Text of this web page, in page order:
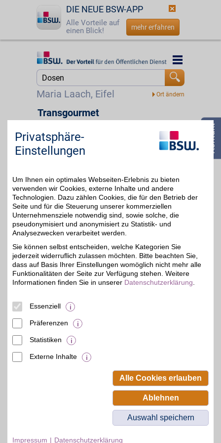
DIE NEUE BSW-APP
Alle Vorteile auf
einen Blick!
mehr erfahren
Startseite
☎ 0800 - 279 25 82
Maria Laach, Eifel
Startseite
23 km
2% Direktabzug
Transgourmet
Selbstbedienungs-
und zusätzlich noch bei
dem Food und Non-Food
Vollsortiment sparen.
August-Horch-Str. 1-3,
56070
Koblenz
Auf Karte anzeigen
Zum Partnerprofil
29 km
Handelshof
Beamten-Selbsthilfewerk GmbH.
Privatsphäre-
Einstellungen
Um Ihnen ein optimales Webseiten-Erlebnis zu bieten
verwenden wir Cookies, externe Inhalte und andere
Technologien. Dazu zählen Cookies, die für den Betrieb der
Seite und für die Steuerung unserer kommerziellen
Unternehmensziele notwendig sind, sowie solche, die
pseudonymisiert und anonymisiert zu Statistik- und
Analysezwecken verarbeitet werden.
Sie können selbst entscheiden, welche Kategorien Sie
jederzeit widerruflich zulassen möchten. Bitte beachten Sie,
dass auf Basis Ihrer Einstellungen womöglich nicht mehr alle
Funktionalitäten der Seite zur Verfügung stehen. Weitere
Informationen finden Sie in unserer Datenschutzerklärung
Essenziell
Präferenzen
Statistiken
Externe Inhalte
Alle Cookies erlauben
Ablehnen
Auswahl speichern
Impressum Datenschutzerklärung